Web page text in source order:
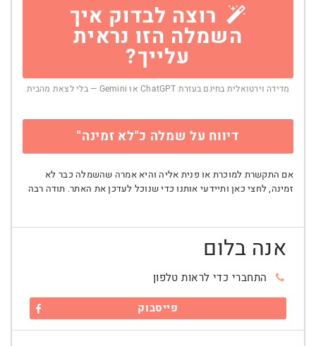
רוצה לבדוק איך
השמלה הזו נראית
עלייך?
מדידה וירטואלית בחינם בעזרת ChatGPT או Gemini — בלי לצאת מהבית
דיווח על שמלה כ"לא זמינה"
אם התקשרת למוכרת או פנית אליה והיא אמרה שהשמלה כבר לא
זמינה, לחצי כאן ותיידעי אותנו כדי שנוכל לעדכן את האתר. תודה רבה
אנה בלום
התחברי כדי לראות טלפון
פייסבוק